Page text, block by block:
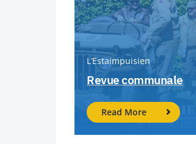
L’Estaimpuisien
Revue communale
Read More